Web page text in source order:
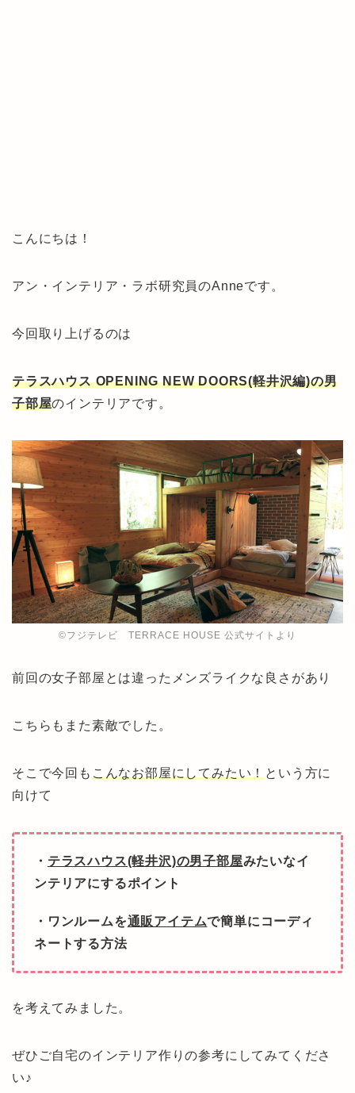
こんにちは！
アン・インテリア・ラボ研究員のAnneです。
今回取り上げるのは
テラスハウス OPENING NEW DOORS(軽井沢編)の男
子部屋のインテリアです。
©︎フジテレビ TERRACE HOUSE 公式サイトより
前回の女子部屋とは違ったメンズライクな良さがあり
こちらもまた素敵でした。
そこで今回も こんなお部屋にしてみたい！ という方に
向けて
・ テラスハウス(軽井沢)の男子部屋みたいなイ
ンテリアにするポイント
・ワンルームを通販アイテムで簡単にコーディ
ネートする方法
を考えてみました。
ぜひご自宅のインテリア作りの参考にしてみてくださ
い♪